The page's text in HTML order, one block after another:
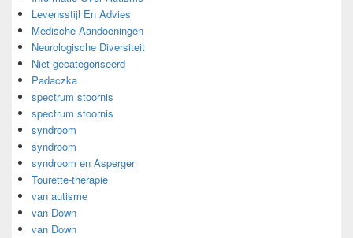
Levensstijl En Advies
Medische Aandoeningen
Neurologische Diversiteit
Niet gecategoriseerd
Padaczka
spectrum stoornis
spectrum stoornis
syndroom
syndroom
syndroom en Asperger
Tourette-therapie
van autisme
van Down
van Down